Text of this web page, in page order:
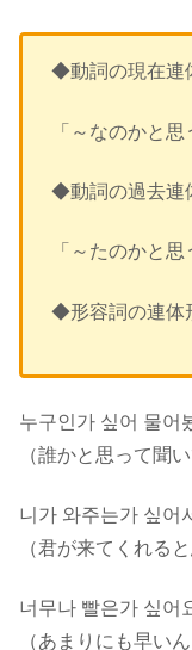
◆動詞の現在連
「～なのかと
◆動詞の過去連
「～たのかと
◆形容詞の連体
누구인가 싶어 물어
（誰かと思って聞
니가 와주는가 싶어
（君が来てくれる
너무나 빨은가 싶어
（あまりにも早い